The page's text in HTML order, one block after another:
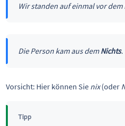
Wir standen auf einmal vor dem
Die Person kam aus demNichts.
Vorsicht: Hier können Sie nix(oder
Tipp